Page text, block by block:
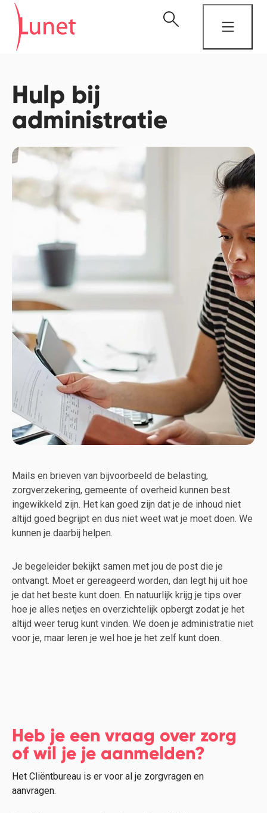
Hulp bij
administratie
Mails en brieven van bijvoorbeeld de belasting,
zorgverzekering, gemeente of overheid kunnen best
ingewikkeld zijn. Het kan goed zijn dat je de inhoud niet
altijd goed begrijpt en dus niet weet wat je moet doen. We
kunnen je daarbij helpen.
Je begeleider bekijkt samen met jou de post die je
ontvangt. Moet er gereageerd worden, dan legt hij uit hoe
je dat het beste kunt doen. En natuurlijk krijg je tips over
hoe je alles netjes en overzichtelijk opbergt zodat je het
altijd weer terug kunt vinden. We doen je administratie niet
voor je, maar leren je wel hoe je het zelf kunt doen.
Heb je een vraag over zorg
of wil je je aanmelden?
Het Cliëntbureau is er voor al je zorgvragen en
aanvragen.